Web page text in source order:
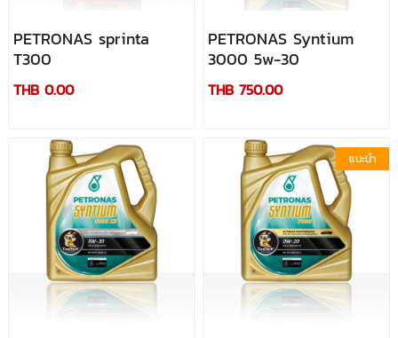
PETRONAS sprinta
T300
THB 0.00
PETRONAS Syntium
3000 5w-30
THB 750.00
แนะนำ